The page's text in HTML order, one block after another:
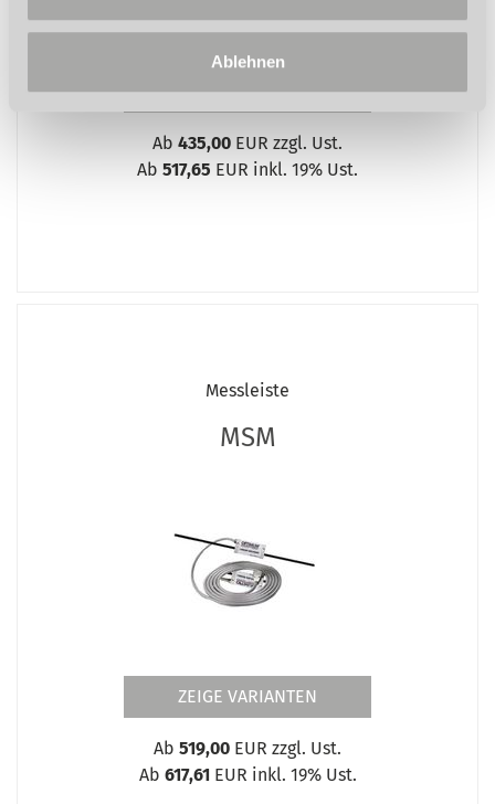
Ablehnen
ZEIGE VARIANTEN
Ab 435,00 EUR zzgl. Ust.
Ab 517,65 EUR inkl. 19% Ust.
Messleiste
MSM
ZEIGE VARIANTEN
Ab 519,00 EUR zzgl. Ust.
Ab 617,61 EUR inkl. 19% Ust.